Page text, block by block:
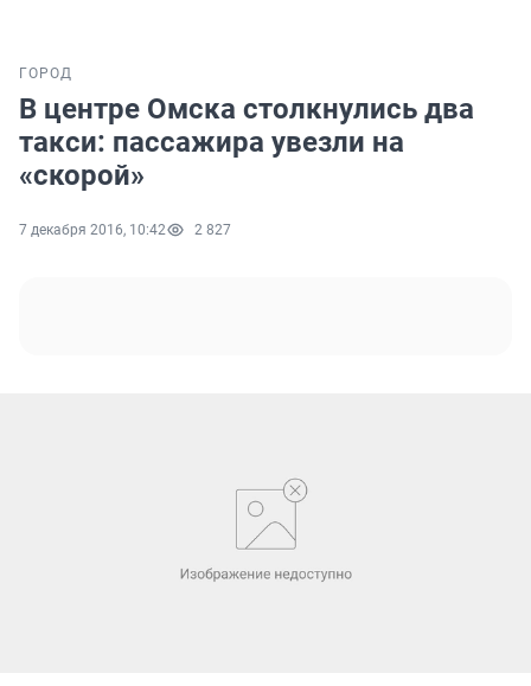
ГОРОД
В центре Омска столкнулись два
такси: пассажира увезли на
«скорой»
7 декабря 2016, 10:42 2 827